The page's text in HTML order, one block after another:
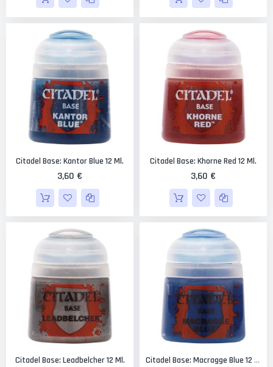
Citadel Base: Kantor Blue 12 Ml.
3,60 €
Citadel Base: Khorne Red 12 Ml.
3,60 €
Citadel Base: Leadbelcher 12 Ml. Citadel Base: Macragge Blue 12 Ml.